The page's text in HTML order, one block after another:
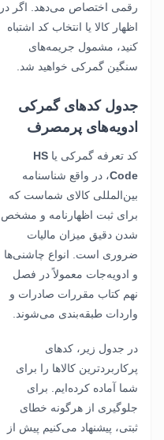
رقمی اختصاص می‌دهد. اگر در
اظهار کالا یا انتخاب کد اشتباه
کنید، مشمول جریمه‌های
سنگین گمرکی خواهید شد.
جدول کدهای گمرکی
ادویه‌های پرمصرف
کد تعرفه گمرکی یا HS
Code، در واقع شناسنامه
بین‌المللی کالای شماست که
برای ثبت اظهارنامه و مشخص
شدن دقیق میزان مالیات
ضروری است. انواع چاشنی‌ها
و ادویه‌جات معمولاً در فصل
نهم کتاب مقررات صادرات و
واردات طبقه‌بندی می‌شوند.
در جدول زیر، کدهای
پرکاربردترین کالاها را برای
شما آماده کرده‌ایم. برای
جلوگیری از هرگونه خطای
ثبتی، پیشنهاد می‌کنیم پیش از